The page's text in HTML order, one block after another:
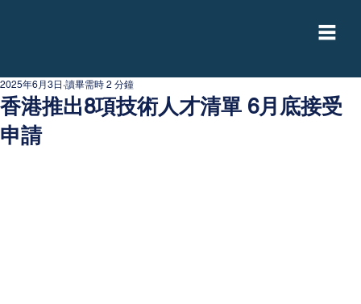
香港推出8項技術人才清單 6月底接受
申請
2025年6月3日 讀畢需時 2 分鐘